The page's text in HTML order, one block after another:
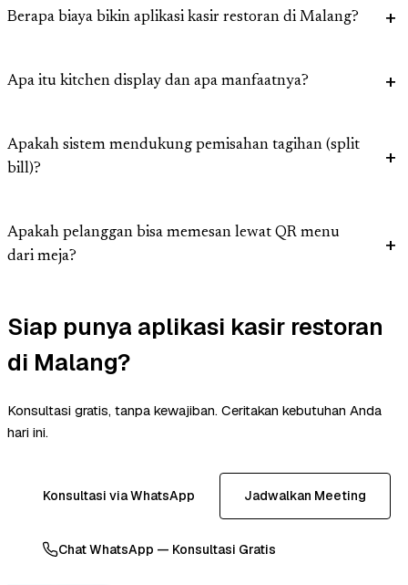
Berapa biaya bikin aplikasi kasir restoran di Malang?
Apa itu kitchen display dan apa manfaatnya?
Apakah sistem mendukung pemisahan tagihan (split
bill)?
Apakah pelanggan bisa memesan lewat QR menu
dari meja?
Siap punya aplikasi kasir restoran
di Malang?
Konsultasi gratis, tanpa kewajiban. Ceritakan kebutuhan Anda
hari ini.
Konsultasi via WhatsApp Jadwalkan Meeting
Chat WhatsApp — Konsultasi Gratis